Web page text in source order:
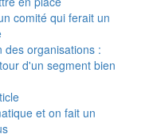
comité qui ferait un
des organisations :
d'un segment bien
et on fait un